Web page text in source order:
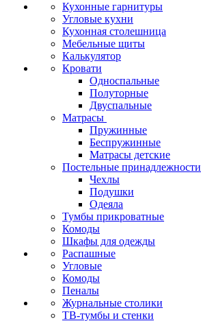
Кухонные гарнитуры
Угловые кухни
Кухонная столешница
Мебельные щиты
Калькулятор
Кровати
Односпальные
Полуторные
Двуспальные
Матрасы
Пружинные
Беспружинные
Матрасы детские
Постельные принадлежности
Чехлы
Подушки
Одеяла
Тумбы прикроватные
Комоды
Шкафы для одежды
Распашные
Угловые
Комоды
Пеналы
Журнальные столики
ТВ‑тумбы и стенки